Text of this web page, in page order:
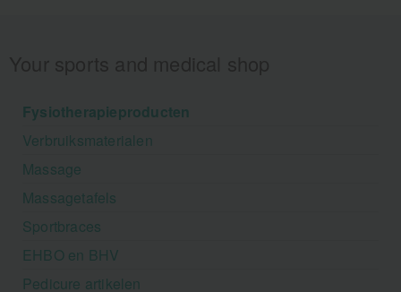
Fysiotherapieproducten
Verbruiksmaterialen
Massage
Massagetafels
Sportbraces
EHBO en BHV
Pedicure artikelen